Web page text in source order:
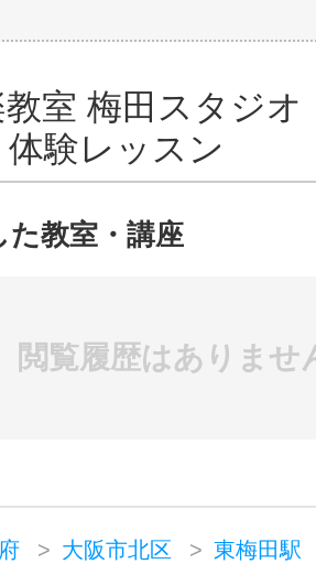
教室 梅田スタジ
験レッスン
た教室・講座
閲覧履歴はありませ
大阪市北区
東梅田駅